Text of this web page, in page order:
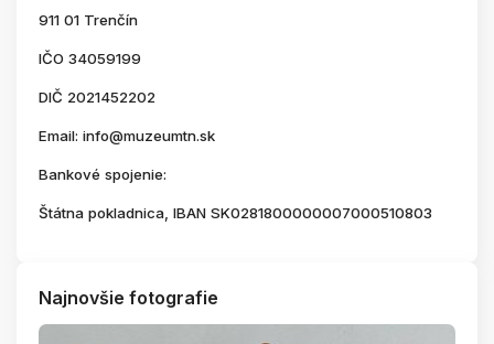
911 01 Trenčín
IČO 34059199
DIČ 2021452202
Email: info@muzeumtn.sk
Bankové spojenie:
Štátna pokladnica, IBAN SK0281800000007000510803
Najnovšie fotografie